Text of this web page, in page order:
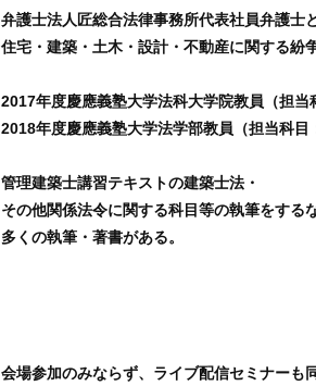
弁護士法人匠総合法律事務所代表社員弁護士
住宅・建築・土木・設計・不動産に関する紛
2017年度慶應義塾大学法科大学院教員（担当
2018年度慶應義塾大学法学部教員（担当科目
管理建築士講習テキストの建築士法・
その他関係法令に関する科目等の執筆をするな
多くの執筆・著書がある。
会場参加のみならず、ライブ配信セミナーも